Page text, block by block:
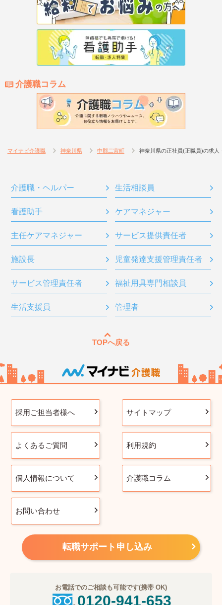
介護職コラム
マイナビ介護職 神奈川県 中郡二宮町 神奈川県の正社員(正職員)の求人
介護職・ヘルパー 生活相談員
看護助手 ケアマネジャー
主任ケアマネジャー サービス提供責任者
施設長 児童発達支援管理責任者
サービス管理責任者 福祉用具専門相談員
生活支援員 管理者
TOPへ戻る
採用ご担当者様へ サイトマップ
よくあるご質問 利用規約
個人情報について 介護職コラム
お問い合わせ
転職サポート申し込み
お電話でのご相談も可能です(携帯 OK)
0120-941-653